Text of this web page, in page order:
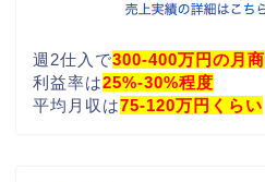
週2仕入で300-400万円の月商
利益率は25%-30%程度
平均月収は75-120万円くらい